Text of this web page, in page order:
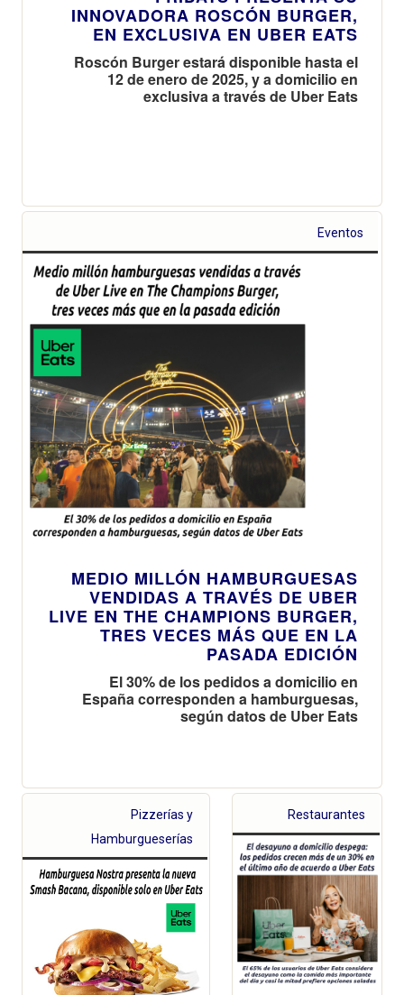
INNOVADORA ROSCÓN BURGER,
EN EXCLUSIVA EN UBER EATS
Roscón Burger estará disponible hasta el
12 de enero de 2025, y a domicilio en
exclusiva a través de Uber Eats
Eventos
MEDIO MILLÓN HAMBURGUESAS
VENDIDAS A TRAVÉS DE UBER
LIVE EN THE CHAMPIONS BURGER,
TRES VECES MÁS QUE EN LA
PASADA EDICIÓN
El 30% de los pedidos a domicilio en
España corresponden a hamburguesas,
según datos de Uber Eats
Pizzerías y
Hamburgueserías
Restaurantes